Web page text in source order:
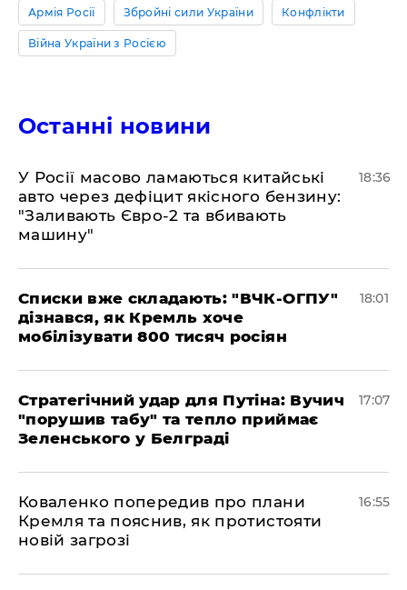
Армія Росії Збройні сили України Конфлікти
Війна України з Росією
Останні новини
У Росії масово ламаються китайські
авто через дефіцит якісного бензину:
"Заливають Євро-2 та вбивають
машину"
18:36
Списки вже складають: "ВЧК-ОГПУ"
дізнався, як Кремль хоче
мобілізувати 800 тисяч росіян
18:01
Стратегічний удар для Путіна: Вучич
"порушив табу" та тепло приймає
Зеленського у Белграді
17:07
Коваленко попередив про плани
Кремля та пояснив, як протистояти
новій загрозі
16:55